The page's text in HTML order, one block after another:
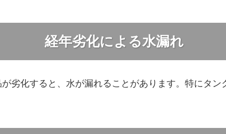
経年劣化による水漏れ
劣化すると、水が漏れることがあります。特にタ